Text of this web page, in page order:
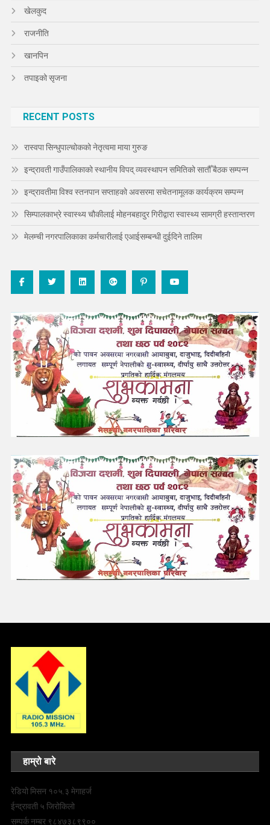
खेलकुद
राजनीति
खानपिन
तपाइको सृजना
RECENT POSTS
रास्वपा सिन्धुपाल्चोकको नेतृत्वमा माया गुरुङ
इन्द्रावती गाउँपालिकाको स्थानीय विपद् व्यवस्थापन समितिको सातौँ बैठक सम्पन्न
इन्द्रावतीमा विश्व स्तनपान सप्ताहको अवसरमा सचेतनामूलक कार्यक्रम सम्पन्न
सिम्पालकाभ्रे स्वास्थ्य चौकीलाई मोहनबहादुर गिरीद्वारा स्वास्थ्य सामग्री हस्तान्तरण
मेलम्ची नगरपालिकाका कर्मचारीलाई एआईसम्बन्धी दुईदिने तालिम
हाम्रो बारे
रेडियो मिसन १०५.३ मेगाहर्ज
ईन्द्रावती ५ जिरोकिलो
सम्पर्क नम्बर ९८४७३८९९००